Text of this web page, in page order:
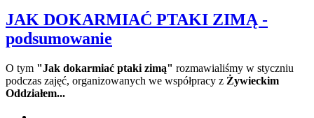
JAK DOKARMIAĆ PTAKI ZIMĄ -
podsumowanie
O tym "Jak dokarmiać ptaki zimą" rozmawialiśmy w styczniu
podczas zajęć, organizowanych we współpracy z Żywieckim
Oddziałem...